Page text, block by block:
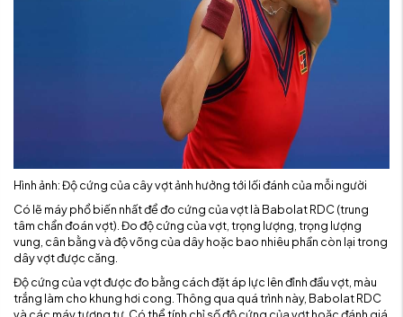
Hình ảnh: Độ cứng của cây vợt ảnh hưởng tới lối đánh của mỗi người
Có lẽ máy phổ biến nhất để đo cứng của vợt là Babolat RDC (trung
tâm chẩn đoán vợt). Đo độ cứng của vợt, trọng lượng, trọng lượng
vung, cân bằng và độ võng của dây hoặc bao nhiêu phần còn lại trong
dây vợt được căng.
Độ cứng của vợt được đo bằng cách đặt áp lực lên đỉnh đầu vợt, màu
trắng làm cho khung hơi cong. Thông qua quá trình này, Babolat RDC